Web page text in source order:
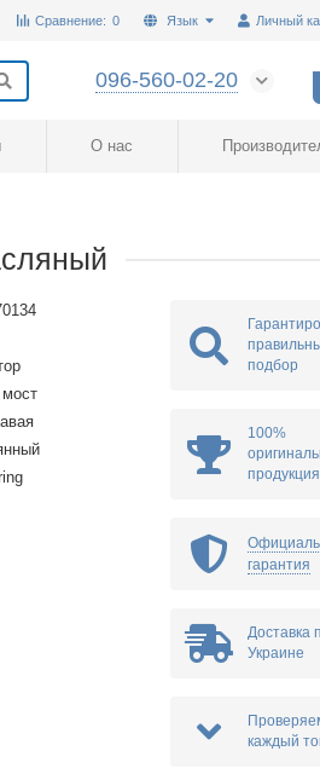
Личный
Язык
Сравнение: 0
096-560-02-20
О нас
мост
подбор
100%
продукция
гарантия
Доставка
Украине
каждый